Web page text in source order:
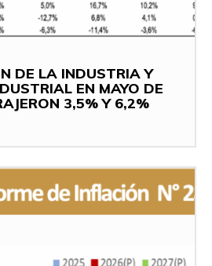
DE LA INDUSTRIA Y
EN MAYO DE
3,5% Y 6,2%